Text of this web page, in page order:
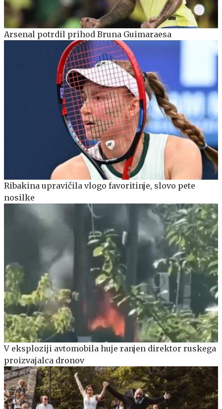
Arsenal potrdil prihod Bruna Guimaraesa
Ribakina upravičila vlogo favoritinje, slovo pete
nosilke
V eksploziji avtomobila huje ranjen direktor ruskega
proizvajalca dronov